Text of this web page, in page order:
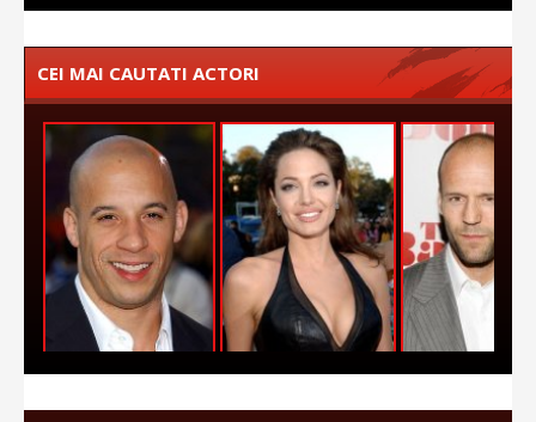
CEI MAI CAUTATI ACTORI